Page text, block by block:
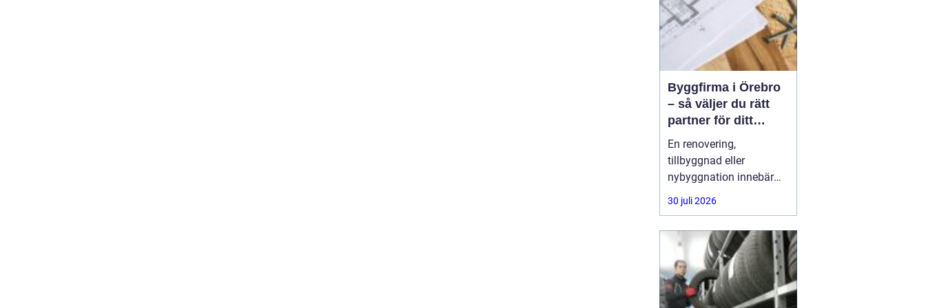
Byggfirma i Örebro
– så väljer du rätt
partner för ditt
projekt
En renovering,
tillbyggnad eller
nybyggnation innebär
ofta stora beslut, både
ekonomiskt och
privatpersoner och
företag i Örebro ställer
sig samma fråga: hur
hittar man en trygg,
30 juli 2026